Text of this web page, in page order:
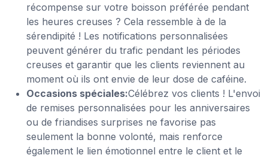
récompense sur votre boisson préférée pendant
les heures creuses ? Cela ressemble à de la
sérendipité ! Les notifications personnalisées
peuvent générer du trafic pendant les périodes
creuses et garantir que les clients reviennent au
moment où ils ont envie de leur dose de caféine.
Occasions spéciales:Célébrez vos clients ! L'envoi
de remises personnalisées pour les anniversaires
ou de friandises surprises ne favorise pas
seulement la bonne volonté, mais renforce
également le lien émotionnel entre le client et le